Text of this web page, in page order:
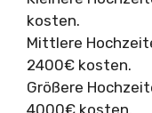
kosten.
Mittlere
2400€ kosten.
Größere
4000€ kosten.